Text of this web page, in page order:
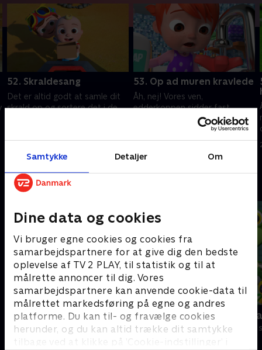
Samtykke Detaljer Om
Dine data og cookies
Vi bruger egne cookies og cookies fra
samarbejdspartnere for at give dig den bedste
oplevelse af TV 2 PLAY, til statistik og til at
målrette annoncer til dig. Vores
samarbejdspartnere kan anvende cookie-data til
målrettet markedsføring på egne og andres
platforme. Du kan til- og fravælge cookies
herunder, og du kan altid trække dit samtykke
tilbage ved at klikke på ’Cookie-indstillinger’ i
52. Skraldesang
Det er altid godt at samle dit
skrald op og sortere det i de
blive genbrugt og lavet om til
nye ting!
53. Op ad muren kravlede
Åh, nej! Vores ven,
edderkoppen sidder fast
indenfor og kan ikke komme
ud! Syng med på denne
klassiske børnesang!
Andre så også
Gurli Gris
Børneserier • 4 sæsoner
Geckos
Børneserier • 2